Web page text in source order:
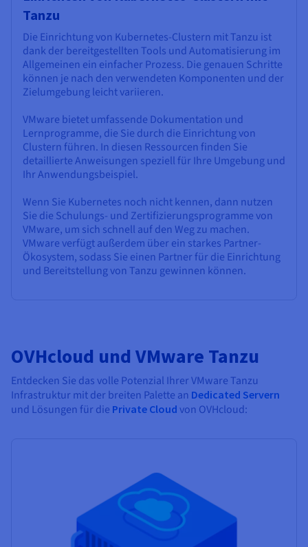
Tanzu
Die Einrichtung von Kubernetes-Clustern mit Tanzu ist
dank der bereitgestellten Tools und Automatisierung im
Allgemeinen ein einfacher Prozess. Die genauen Schritte
können je nach den verwendeten Komponenten und der
Zielumgebung leicht variieren.
VMware bietet umfassende Dokumentation und
Lernprogramme, die Sie durch die Einrichtung von
Clustern führen. In diesen Ressourcen finden Sie
detaillierte Anweisungen speziell für Ihre Umgebung und
Ihr Anwendungsbeispiel.
Wenn Sie Kubernetes noch nicht kennen, dann nutzen
Sie die Schulungs- und Zertifizierungsprogramme von
VMware, um sich schnell auf den Weg zu machen.
VMware verfügt außerdem über ein starkes Partner-
Ökosystem, sodass Sie einen Partner für die Einrichtung
und Bereitstellung von Tanzu gewinnen können.
OVHcloud und VMware Tanzu
Entdecken Sie das volle Potenzial Ihrer VMware Tanzu
Infrastruktur mit der breiten Palette an Dedicated Servern
und Lösungen für die Private Cloud von OVHcloud: